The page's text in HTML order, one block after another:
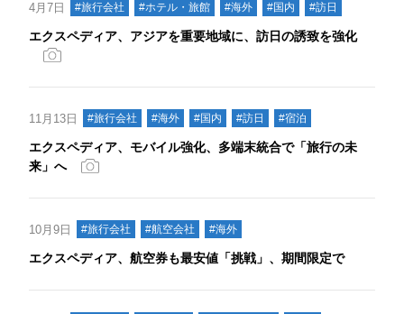
4月7日 #旅行会社 #ホテル・旅館 #海外 #国内 #訪日
エクスペディア、アジアを重要地域に、訪日の誘致を強化
11月13日 #旅行会社 #海外 #国内 #訪日 #宿泊
エクスペディア、モバイル強化、多端末統合で「旅行の未
来」へ
10月9日 #旅行会社 #航空会社 #海外
エクスペディア、航空券も最安値「挑戦」、期間限定で